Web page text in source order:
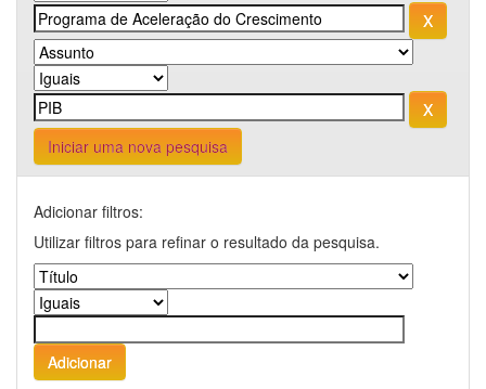
Iniciar uma nova pesquisa
Adicionar filtros:
Utilizar filtros para refinar o resultado da pesquisa.